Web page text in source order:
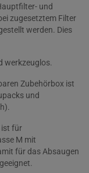
und
zugesetztem Filter
werden. Dies
werkzeuglos.
Zubehörbox ist
und
ist für
M mit
für das Absaugen